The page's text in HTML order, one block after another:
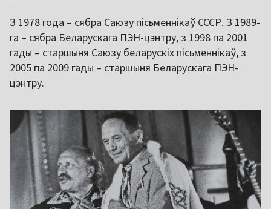
З 1978 года – сябра Саюзу пісьменнікаў СССР. З 1989-
га – сябра Беларускага ПЭН-цэнтру, з 1998 па 2001
гады – старшыня Саюзу беларускіх пісьменнікаў, з
2005 па 2009 гады – старшыня Беларускага ПЭН-
цэнтру.